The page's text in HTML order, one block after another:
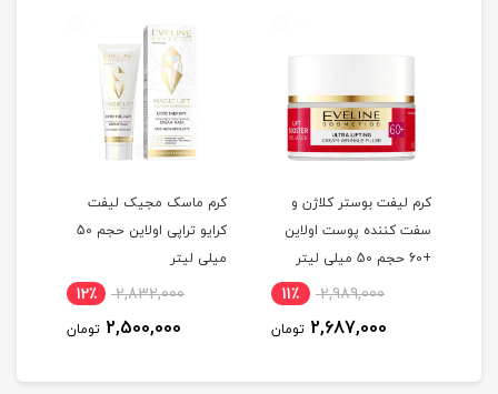
کرم لیفت بوستر کلاژن و
سفت کننده پوست اولاین
+60 حجم 50 میلی لیتر
2,989,000 11٪
2,687,000 تومان
کرم ماسک مجیک لیفت
کرایو تراپی اولاین حجم 50
میلی لیتر
2,832,000 12٪
2,500,000 تومان